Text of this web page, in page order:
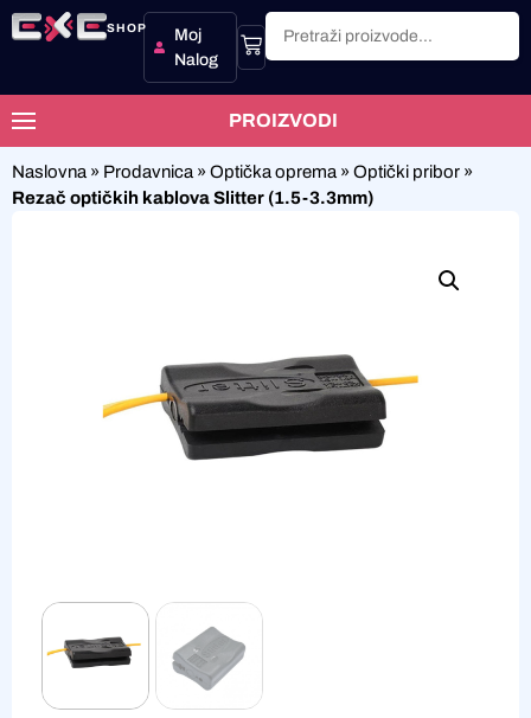
SHOP
Moj
Nalog
PROIZVODI
Naslovna » Prodavnica » Optička oprema » Optički pribor »
Rezač optičkih kablova Slitter (1.5-3.3mm)